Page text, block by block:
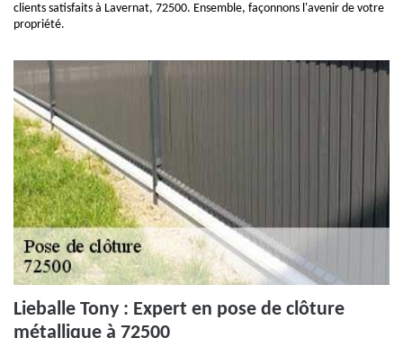
clients satisfaits à Lavernat, 72500. Ensemble, façonnons l'avenir de votre
propriété.
Lieballe Tony : Expert en pose de clôture
métallique à 72500